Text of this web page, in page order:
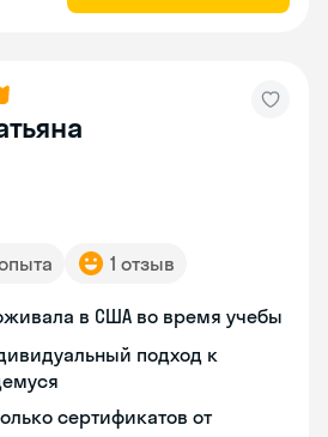
1 отзыв
в США во время учебы
подход к
сертификатов от